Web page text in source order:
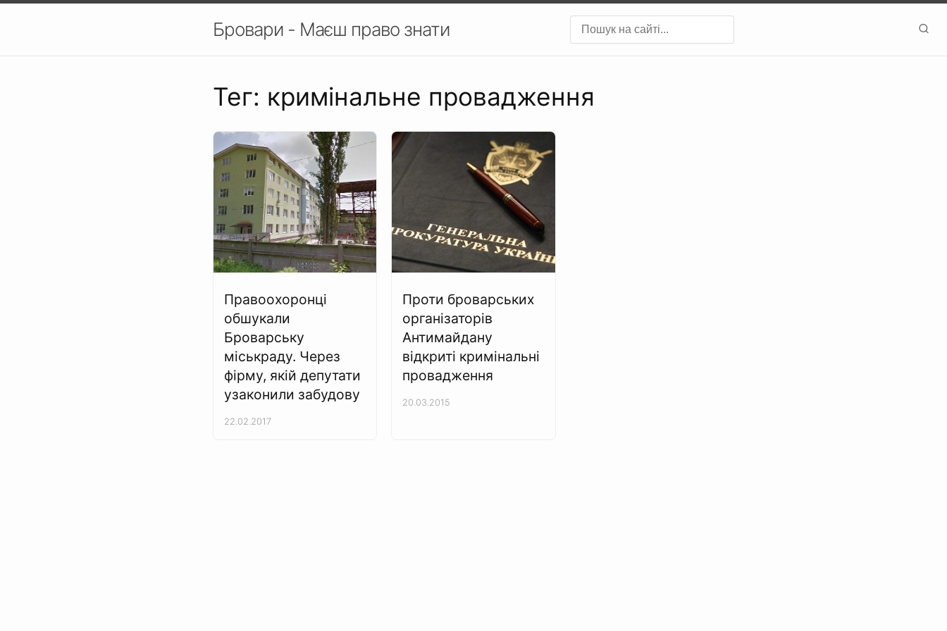
Бровари - Маєш право знати
Тег: кримінальне провадження
Правоохоронці
обшукали
Броварську
міськраду. Через
фірму, якій депутати
узаконили забудову
22.02.2017
Проти броварських
організаторів
Антимайдану
відкриті кримінальні
провадження
20.03.2015